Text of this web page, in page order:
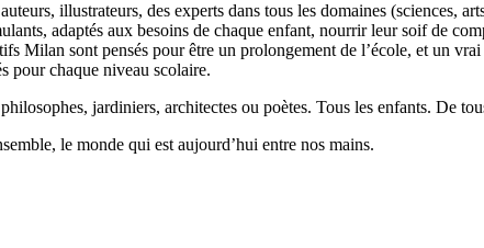
illustrateurs, des experts dans tous les domaines (sciences,
adaptés aux besoins de chaque enfant, nourrir leur soif de
Milan sont pensés pour être un prolongement de l’école, et un
pour chaque niveau scolaire.
jardiniers, architectes ou poètes. Tous les enfants. De
le monde qui est aujourd’hui entre nos mains.